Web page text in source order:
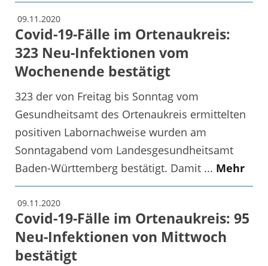
09.11.2020
Covid-19-Fälle im Ortenaukreis:
323 Neu-Infektionen vom
Wochenende bestätigt
323 der von Freitag bis Sonntag vom
Gesundheitsamt des Ortenaukreis ermittelten
positiven Labornachweise wurden am
Sonntagabend vom Landesgesundheitsamt
Baden-Württemberg bestätigt. Damit ... Mehr
09.11.2020
Covid-19-Fälle im Ortenaukreis: 95
Neu-Infektionen von Mittwoch
bestätigt